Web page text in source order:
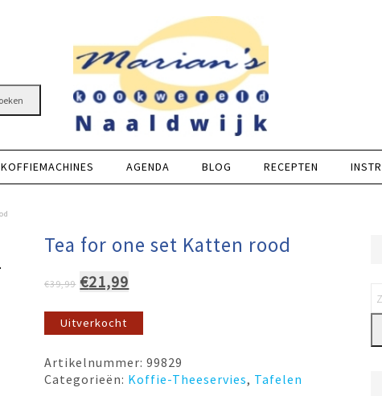
AGENDA BLOG RECEPTEN
Tea for one set Katten rood
€39,99 Oorspronkelijke
was:
€21,99
Uitverkocht
Artikelnummer:99829
Categorieën: Koffie-Theeservies, Tafelen